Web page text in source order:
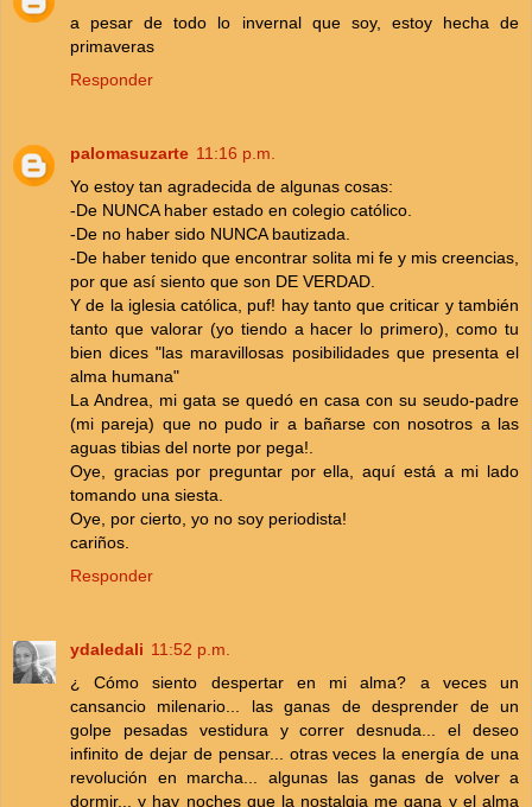
a pesar de todo lo invernal que soy, estoy hecha de
primaveras
Responder
palomasuzarte 11:16 p.m.
Yo estoy tan agradecida de algunas cosas:
-De NUNCA haber estado en colegio católico.
-De no haber sido NUNCA bautizada.
-De haber tenido que encontrar solita mi fe y mis creencias,
por que así siento que son DE VERDAD.
Y de la iglesia católica, puf! hay tanto que criticar y también
tanto que valorar (yo tiendo a hacer lo primero), como tu
bien dices "las maravillosas posibilidades que presenta el
alma humana"
La Andrea, mi gata se quedó en casa con su seudo-padre
(mi pareja) que no pudo ir a bañarse con nosotros a las
aguas tibias del norte por pega!.
Oye, gracias por preguntar por ella, aquí está a mi lado
tomando una siesta.
Oye, por cierto, yo no soy periodista!
cariños.
Responder
ydaledali 11:52 p.m.
¿ Cómo siento despertar en mi alma? a veces un
cansancio milenario... las ganas de desprender de un
golpe pesadas vestidura y correr desnuda... el deseo
infinito de dejar de pensar... otras veces la energía de una
revolución en marcha... algunas las ganas de volver a
dormir... y hay noches que la nostalgia me gana y el alma